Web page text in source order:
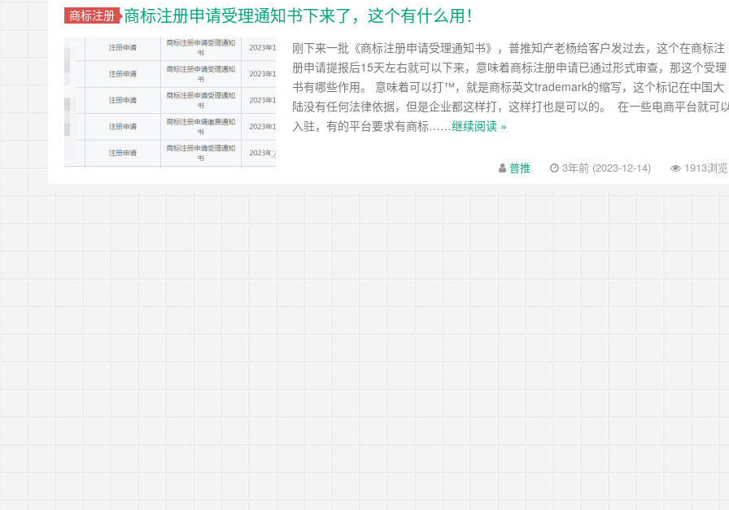
商标注册 商标注册申请受理通知书下来了，这个有什么用！
刚下来一批《商标注册申请受理通知书》，普推知产老杨给客户发过去，这个在商标注
册申请提报后15天左右就可以下来，意味着商标注册申请已通过形式审查，那这个受理
书有哪些作用。 意味着可以打™，就是商标英文trademark的缩写，这个标记在中国大
陆没有任何法律依据，但是企业都这样打，这样打也是可以的。 在一些电商平台就可
入驻，有的平台要求有商标……继续阅读 »
普推 3年前 (2023-12-14) 1913浏览